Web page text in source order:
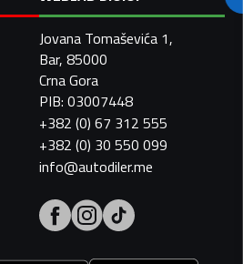
Jovana Tomaševića 1,
Bar, 85000
Crna Gora
PIB: 03007448
+382 (0) 67 312 555
+382 (0) 30 550 099
info@autodiler.me